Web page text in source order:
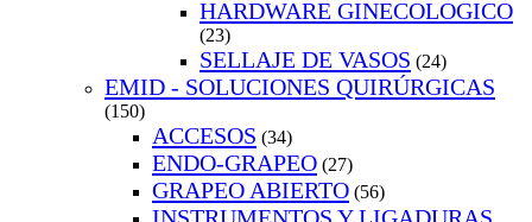
HARDWARE GINECOLOGICO
(23)
SELLAJE DE VASOS (24)
EMID - SOLUCIONES QUIRÚRGICAS
(150)
ACCESOS (34)
ENDO-GRAPEO (27)
GRAPEO ABIERTO (56)